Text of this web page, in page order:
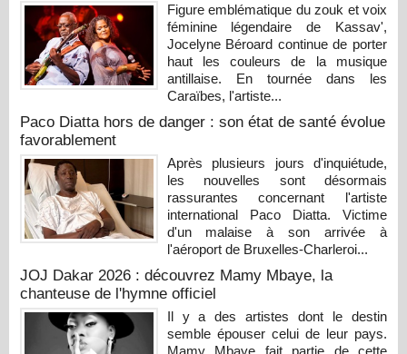
Figure emblématique du zouk et voix
féminine légendaire de Kassav',
Jocelyne Béroard continue de porter
haut les couleurs de la musique
antillaise. En tournée dans les
Caraïbes, l'artiste...
Paco Diatta hors de danger : son état de santé évolue
favorablement
Après plusieurs jours d'inquiétude,
les nouvelles sont désormais
rassurantes concernant l'artiste
international Paco Diatta. Victime
d'un malaise à son arrivée à
l'aéroport de Bruxelles-Charleroi...
JOJ Dakar 2026 : découvrez Mamy Mbaye, la
chanteuse de l'hymne officiel
Il y a des artistes dont le destin
semble épouser celui de leur pays.
Mamy Mbaye fait partie de cette